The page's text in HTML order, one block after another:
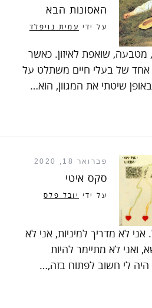
האסונות הבא
על ידי עמית נויפלד
מטבעה, שואפת לאיזון. כאשר
אחד של בעלי חיים משתלט על
שיטתי את המגוון, הוא…
פברואר 18, 2020
סקס איטי
על ידי יובל פלס
אני לא מדריך למיניות, אני לא
ואני לא מתיימר להיות
היה לי חשוב לפתוח בזה,…